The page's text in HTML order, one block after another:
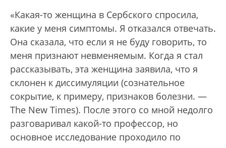
«Какая-то женщина в Сербского спросила,
какие у меня симптомы. Я отказался отвечать.
Она сказала, что если я не буду говорить, то
меня признают невменяемым. Когда я стал
рассказывать, эта женщина заявила, что я
склонен к диссимуляции (сознательное
сокрытие, к примеру, признаков болезни. —
The New Times). После этого со мной недолго
разговаривал какой-то профессор, но
основное исследование проходило по